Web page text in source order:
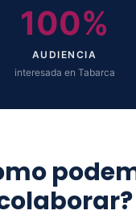
100%
AUDIENCIA
interesada en Tabarca